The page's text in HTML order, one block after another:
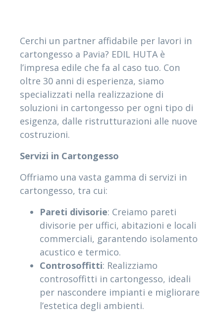
Cerchi un partner affidabile per lavori in
cartongesso a Pavia? EDIL HUTA è
l’impresa edile che fa al caso tuo. Con
oltre 30 anni di esperienza, siamo
specializzati nella realizzazione di
soluzioni in cartongesso per ogni tipo di
esigenza, dalle ristrutturazioni alle nuove
costruzioni.
Servizi in Cartongesso
Offriamo una vasta gamma di servizi in
cartongesso, tra cui:
Pareti divisorie: Creiamo pareti
divisorie per uffici, abitazioni e locali
commerciali, garantendo isolamento
acustico e termico.
Controsoffitti: Realizziamo
controsoffitti in cartongesso, ideali
per nascondere impianti e migliorare
l’estetica degli ambienti.